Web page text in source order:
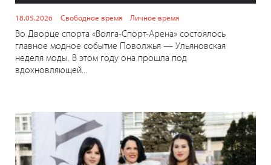
18.05.2026 Свободное время Личное время
Во Дворце спорта «Волга-Спорт-Арена» состоялось
главное модное событие Поволжья — Ульяновская
неделя моды. В этом году она прошла под
вдохновляющей...